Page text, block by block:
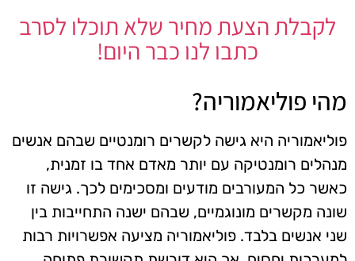
לקבלת הצעת מחיר שלא תוכלו לסרב
כתבו לנו כבר היום!
מהי פוליאמוריה?
פוליאמוריה היא גישה לקשרים רומנטיים שבהם אנשים
מנהלים רומנטיקה עם יותר מאדם אחד בו זמנית,
כאשר כל המעורבים מודעים ומסכימים לכך. גישה זו
שונה מקשרים מונוגמיים, שבהם ישנה התחייבות בין
שני אנשים בלבד. פוליאמוריה מציעה אפשרויות רבות